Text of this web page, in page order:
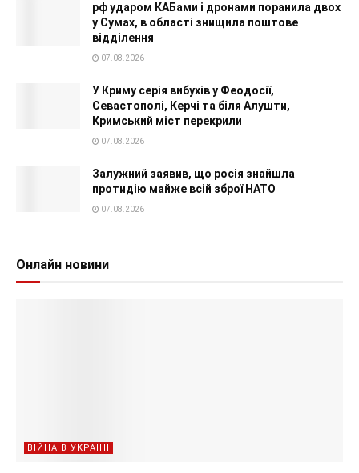
рф ударом КАБами і дронами поранила двох
у Сумах, в області знищила поштове
відділення
07.08.2026
У Криму серія вибухів у Феодосії,
Севастополі, Керчі та біля Алушти,
Кримський міст перекрили
07.08.2026
Залужний заявив, що росія знайшла
протидію майже всій зброї НАТО
07.08.2026
Онлайн новини
ВІЙНА В УКРАЇНІ